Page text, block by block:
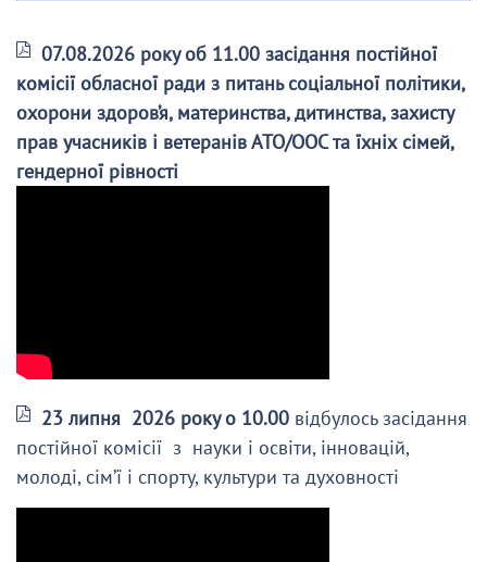
07.08.2026 року об 11.00 засідання постійної
комісії обласної ради з питань соціальної політики,
охорони здоров’я, материнства, дитинства, захисту
прав учасників і ветеранів АТО/ООС та їхніх сімей,
гендерної рівності
23 липня 2026 року о 10.00 відбулось засідання
постійної комісії з науки і освіти, інновацій,
молоді, сім’ї і спорту, культури та духовності